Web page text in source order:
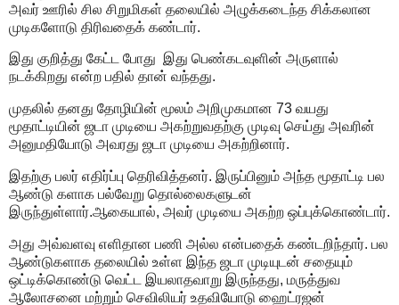
அவர் ஊரில் சில சிறுமிகள் தலையில் அழுக்கடைந்த சிக்கலான
முடிகளோடு திரிவதைக் கண்டார்.
இது குறித்து கேட்ட போது இது பெண்கடவுளின் அருளால்
நடக்கிறது என்ற பதில் தான் வந்தது.
முதலில் தனது தோழியின் மூலம் அறிமுகமான 73 வயது
மூதாட்டியின் ஜடா முடியை அகற்றுவதற்கு முடிவு செய்து அவரின்
அனுமதியோடு அவரது ஜடா முடியை அகற்றினார்.
இதற்கு பலர் எதிர்ப்பு தெரிவித்தனர். இருப்பினும் அந்த மூதாட்டி பல
ஆண்டு களாக பல்வேறு தொல்லைகளுடன்
இருந்துள்ளார்.ஆகையால், அவர் முடியை அகற்ற ஒப்புக்கொண்டார்.
அது அவ்வளவு எளிதான பணி அல்ல என்பதைக் கண்டறிந்தார். பல
ஆண்டுகளாக தலையில் உள்ள இந்த ஜடா முடியுடன் சதையும்
ஒட்டிக்கொண்டு வெட்ட இயலாதவாறு இருந்தது, மருத்துவ
ஆலோசனை மற்றும் செவிலியர் உதவியோடு ஹைட்ரஜன்